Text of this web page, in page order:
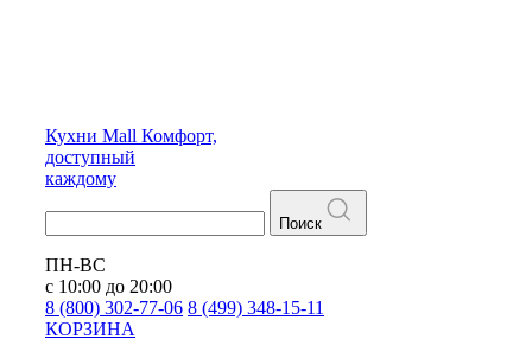
Кухни Mall Комфорт,
доступный
каждому
Поиск
ПН-ВС
с 10:00 до 20:00
8 (800) 302-77-06 8 (499) 348-15-11
КОРЗИНА